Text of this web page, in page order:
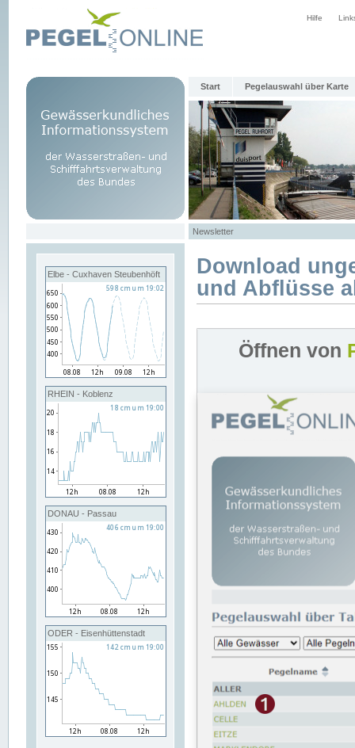
Hilfe
Start Pegelauswahl über Karte
Newsletter
Elbe - Cuxhaven Steubenhöft
RHEIN - Koblenz
DONAU - Passau
ODER - Eisenhüttenstadt
Download
und Abflüsse
Öffnen von